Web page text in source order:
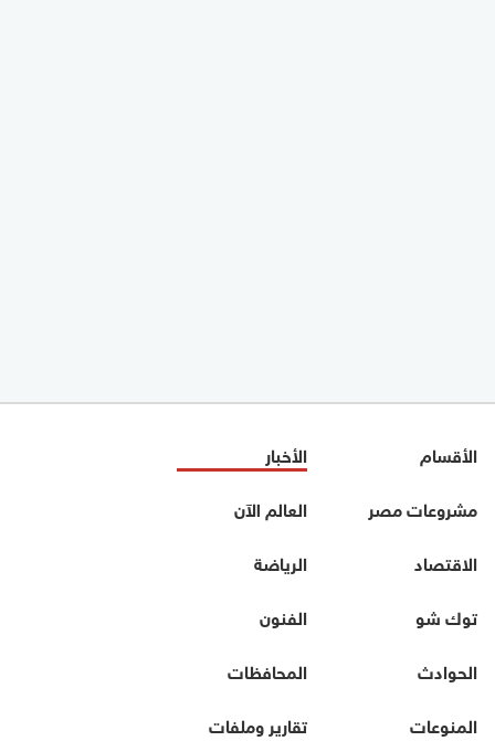
الأقسام
الأخبار
مشروعات مصر
العالم الآن
الاقتصاد
الرياضة
توك شو
الفنون
الحوادث
المحافظات
المنوعات
تقارير وملفات